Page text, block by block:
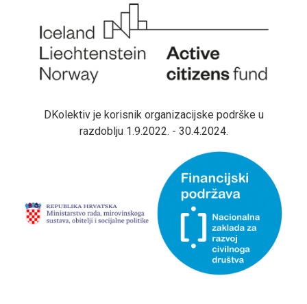
DKolektiv je korisnik organizacijske podrške u
razdoblju 1.9.2022. - 30.4.2024.